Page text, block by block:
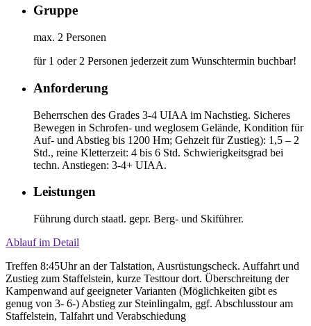
Gruppe
max. 2 Personen
für 1 oder 2 Personen jederzeit zum Wunschtermin buchbar!
Anforderung
Beherrschen des Grades 3-4 UIAA im Nachstieg. Sicheres
Bewegen in Schrofen- und weglosem Gelände, Kondition für
Auf- und Abstieg bis 1200 Hm; Gehzeit für Zustieg): 1,5 – 2
Std., reine Kletterzeit: 4 bis 6 Std. Schwierigkeitsgrad bei
techn. Anstiegen: 3-4+ UIAA.
Leistungen
Führung durch staatl. gepr. Berg- und Skiführer.
Ablauf im Detail
Treffen 8:45Uhr an der Talstation, Ausrüstungscheck. Auffahrt und
Zustieg zum Staffelstein, kurze Testtour dort. Überschreitung der
Kampenwand auf geeigneter Varianten (Möglichkeiten gibt es
genug von 3- 6-) Abstieg zur Steinlingalm, ggf. Abschlusstour am
Staffelstein, Talfahrt und Verabschiedung